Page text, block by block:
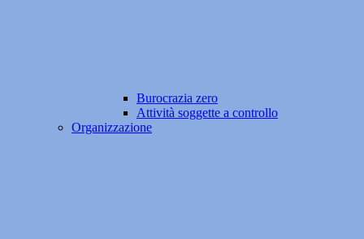
Burocrazia zero
Attività soggette a controllo
Organizzazione